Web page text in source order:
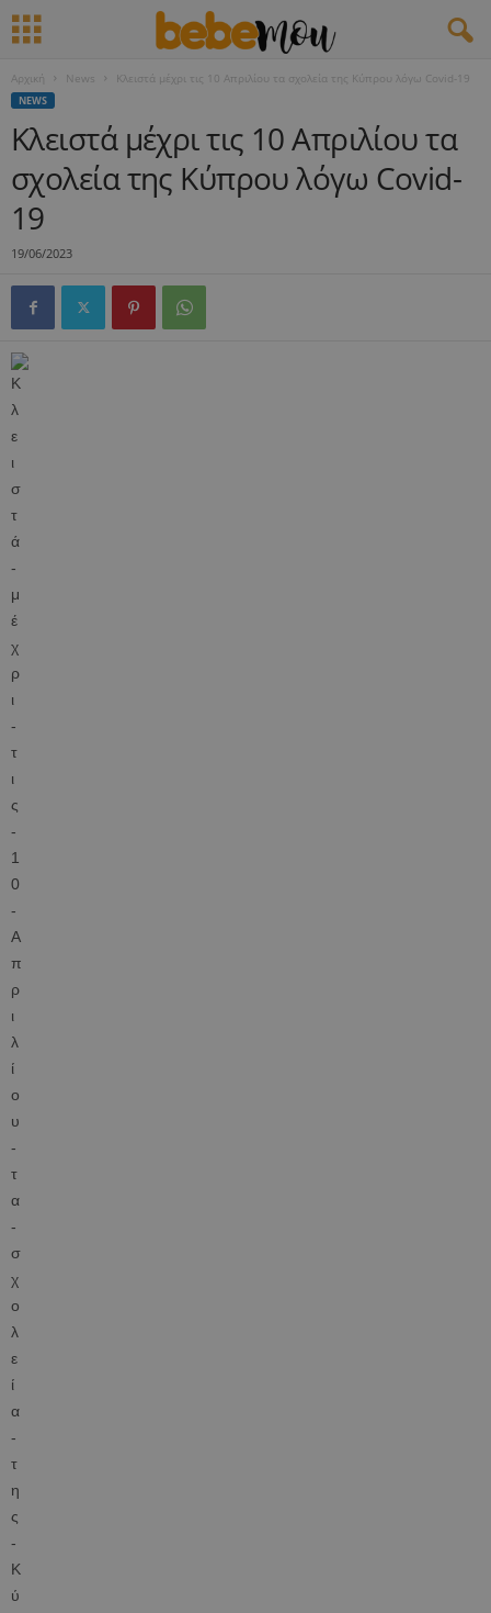
Αρχική News Κλειστά μέχρι τις 10 Απριλίου τα σχολεία της Κύπρου λόγω Covid-19
NEWS
Κλειστά μέχρι τις 10 Απριλίου τα
σχολεία της Κύπρου λόγω Covid-
19
19/06/2023